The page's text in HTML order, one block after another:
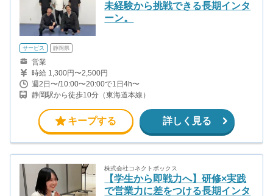
未経験から挑戦できる長期インタ
ーン。
サービス 静岡県
営業
時給 1,300円〜2,500円
週2日〜/10:00〜20:00で1日4h〜
静岡駅から徒歩10分（東海道本線）
キープする 詳しく見る
株式会社コネクトボックス
【学生から即戦力へ】研修×実践
で営業力に差をつける長期インタ